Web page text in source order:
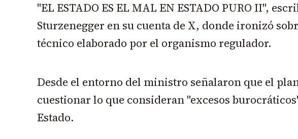
"EL ESTADO ES EL MAL EN ESTADO PURO II",
Sturzenegger en su cuenta de X, donde ironizó
técnico elaborado por el organismo regulador.
Desde el entorno del ministro señalaron que el
cuestionar lo que consideran "excesos
Estado.